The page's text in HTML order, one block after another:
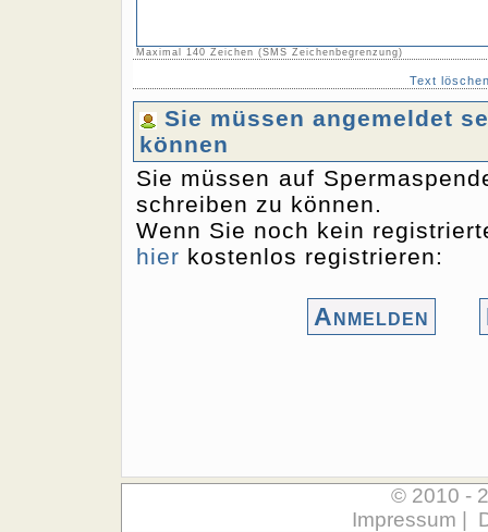
Maximal 140 Zeichen (SMS Zeichenbegrenzung)
Text
Sie müssen angemeldet
können
Sie müssen auf
schreiben zu können.
Wenn Sie noch kein
hier kostenlos registrieren:
Anmelden
© 2010 -
Impressum